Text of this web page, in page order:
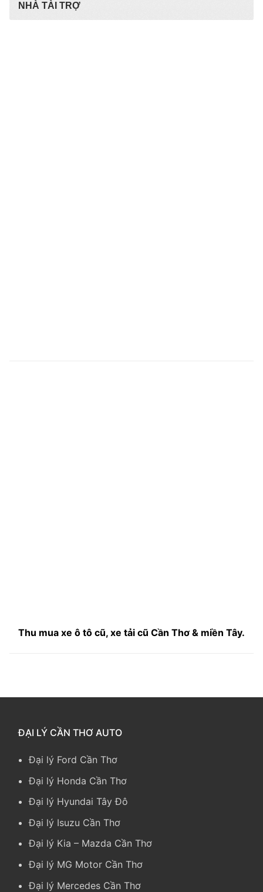
NHÀ TÀI TRỢ
Thu mua xe ô tô cũ, xe tải cũ Cần Thơ & miền Tây.
ĐẠI LÝ CẦN THƠ AUTO
Đại lý Ford Cần Thơ
Đại lý Honda Cần Thơ
Đại lý Hyundai Tây Đô
Đại lý Isuzu Cần Thơ
Đại lý Kia – Mazda Cần Thơ
Đại lý MG Motor Cần Thơ
Đại lý Mercedes Cần Thơ